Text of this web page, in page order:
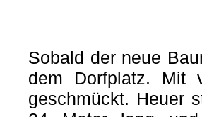
Sobald der neue
dem Dorfplatz. Mit
geschmückt. Heuer